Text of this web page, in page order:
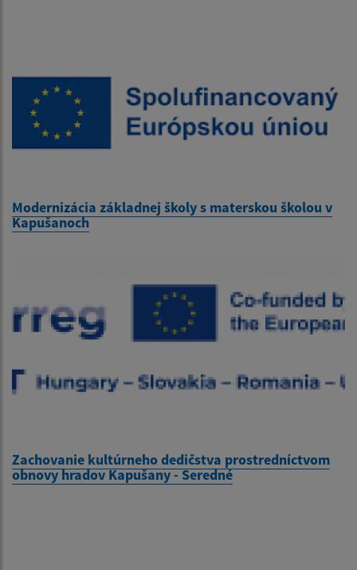
Modernizácia základnej školy s materskou školou v
Kapušanoch
Zachovanie kultúrneho dedičstva prostredníctvom
obnovy hradov Kapušany - Seredné